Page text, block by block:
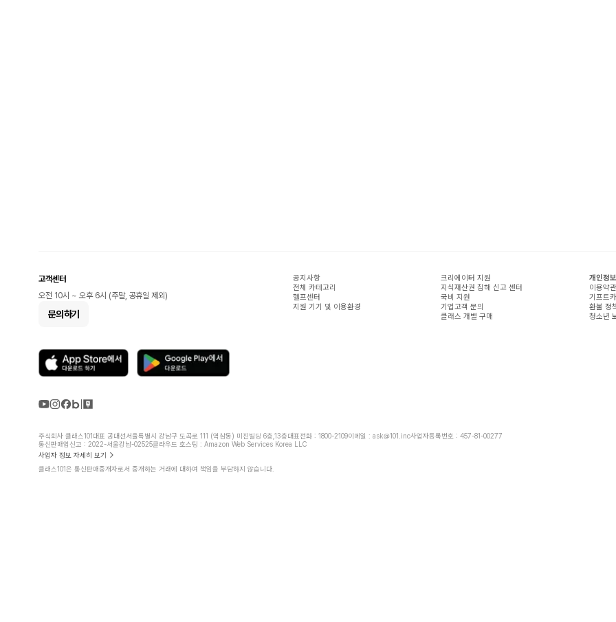
고객센터
오전 10시 ~ 오후 6시 (주말, 공휴일 제외)
문의하기
공지사항
전체 카테고리
헬프센터
지원 기기 및 이용환경
크리에이터 지원
지식재산권 침해 신고 센터
국비 지원
기업고객 문의
클래스 개별 구매
개인정
이용약관
기프트
환불 정
청소년
주식회사 클래스101대표 공대선서울특별시 강남구 도곡로 111 (역삼동) 미진빌딩 6층,13층대표전화 : 1800-2109이메일 : ask@101.inc사업자등록번호 : 457-81-00277
통신판매업신고 : 2022-서울강남-02525클라우드 호스팅 : Amazon Web Services Korea LLC
사업자 정보 자세히 보기
클래스101은 통신판매중개자로서 중개하는 거래에 대하여 책임을 부담하지 않습니다.